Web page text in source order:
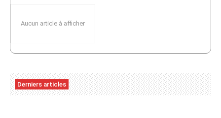
Aucun article à afficher
Derniers articles